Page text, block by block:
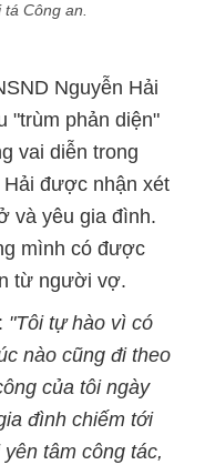
Công an.
Nguyễn Hải
"trùm phản diện"
vai diễn trong
được nhận xét
và yêu gia đình.
mình có được
từ người vợ.
"Tôi tự hào vì có
nào cũng đi theo
của tôi ngày
đình chiếm tới
tâm công tác,